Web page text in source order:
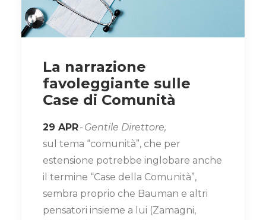
La narrazione
favoleggiante sulle
Case di Comunità
29 APR- Gentile Direttore,
sul tema “comunità”, che per
estensione potrebbe inglobare anche
il termine “Case della Comunità”,
sembra proprio che Bauman e altri
pensatori insieme a lui (Zamagni,